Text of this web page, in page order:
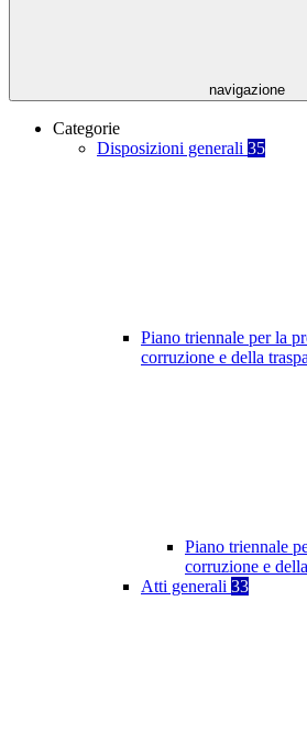
navigazione
Categorie
Disposizioni generali 35
Piano triennale per la
corruzione e della
Piano triennale
corruzione e
Atti generali 33